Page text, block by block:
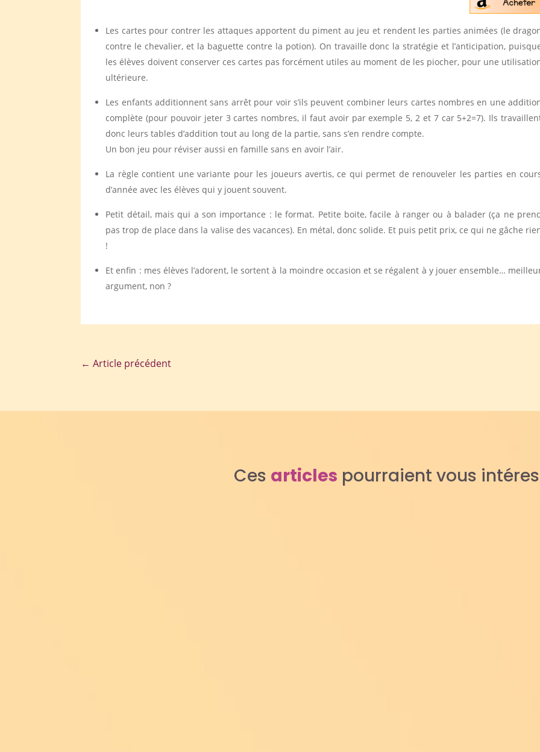
Les cartes pour contrer les attaques apportent du piment au jeu et rendent les parties animées (le
contre le chevalier, et la baguette contre la potion). On travaille donc la stratégie et l’anticipation,
les élèves doivent conserver ces cartes pas forcément utiles au moment de les piocher, pour une
ultérieure.
Les enfants additionnent sans arrêt pour voir s’ils peuvent combiner leurs cartes nombres en une
complète (pour pouvoir jeter 3 cartes nombres, il faut avoir par exemple 5, 2 et 7 car 5+2=7). Ils
donc leurs tables d’addition tout au long de la partie, sans s’en rendre compte.
Un bon jeu pour réviser aussi en famille sans en avoir l’air.
La règle contient une variante pour les joueurs avertis, ce qui permet de renouveler les parties en
d’année avec les élèves qui y jouent souvent.
Petit détail, mais qui a son importance : le format. Petite boite, facile à ranger ou à balader (ça ne
pas trop de place dans la valise des vacances). En métal, donc solide. Et puis petit prix, ce qui ne gâche
!
Et enfin : mes élèves l’adorent, le sortent à la moindre occasion et se régalent à y jouer ensemble…
argument, non ?
←Article précédent
Ces articles pourraient vous